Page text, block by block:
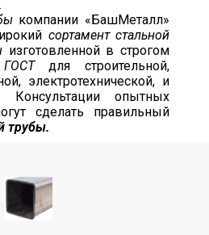
.
компании «БашМеталл»
сортамент стальной
изготовленной в строгом
ГОСТдля строительной,
электротехнической, и
Консультации опытных
сделать правильный
трубы.